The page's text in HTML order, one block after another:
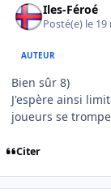
Iles-Féroé
Posté(e) le 19
AUTEUR
Bien sûr 8)
J'espère ainsi
joueurs se
Citer